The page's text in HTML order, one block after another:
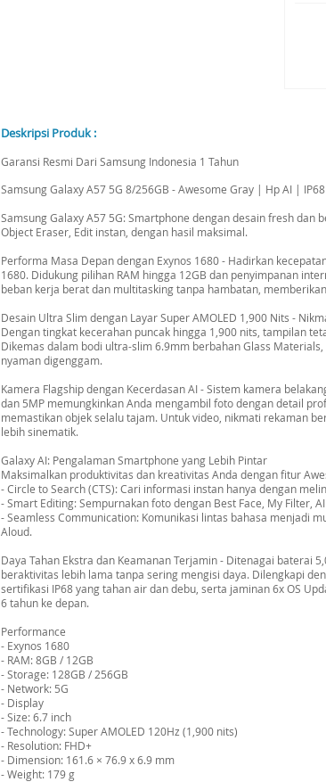
Deskripsi Produk :
Garansi Resmi Dari Samsung Indonesia 1 Tahun
Samsung Galaxy A57 5G 8/256GB - Awesome Gray | Hp AI |
Samsung Galaxy A57 5G: Smartphone dengan desain fresh
Object Eraser, Edit instan, dengan hasil maksimal.
Performa Masa Depan dengan Exynos 1680 - Hadirkan
1680. Didukung pilihan RAM hingga 12GB dan penyimpanan
beban kerja berat dan multitasking tanpa hambatan,
Desain Ultra Slim dengan Layar Super AMOLED 1,900 Nits -
Dengan tingkat kecerahan puncak hingga 1,900 nits, tampilan
Dikemas dalam bodi ultra-slim 6.9mm berbahan Glass
nyaman digenggam.
Kamera Flagship dengan Kecerdasan AI - Sistem kamera
dan 5MP memungkinkan Anda mengambil foto dengan detail
memastikan objek selalu tajam. Untuk video, nikmati rekaman
lebih sinematik.
Galaxy AI: Pengalaman Smartphone yang Lebih Pintar
Maksimalkan produktivitas dan kreativitas Anda dengan fitur
- Circle to Search (CTS): Cari informasi instan hanya dengan
- Smart Editing: Sempurnakan foto dengan Best Face, My Filter,
- Seamless Communication: Komunikasi lintas bahasa menjadi
Aloud.
Daya Tahan Ekstra dan Keamanan Terjamin - Ditenagai baterai
beraktivitas lebih lama tanpa sering mengisi daya. Dilengkapi
sertifikasi IP68 yang tahan air dan debu, serta jaminan 6x OS
6 tahun ke depan.
Performance
- Exynos 1680
- RAM: 8GB / 12GB
- Storage: 128GB / 256GB
- Network: 5G
- Display
- Size: 6.7 inch
- Technology: Super AMOLED 120Hz (1,900 nits)
- Resolution: FHD+
- Dimension: 161.6 × 76.9 x 6.9 mm
- Weight: 179 g